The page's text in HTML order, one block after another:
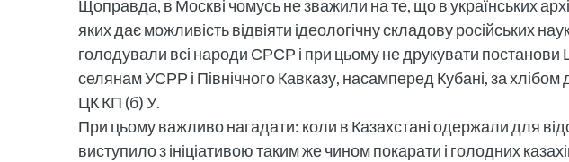
Щоправда, в Москві чомусь не зважили на те, що в українських
яких дає можливість відвіяти ідеологічну складову російських
голодували всі народи СРСР і при цьому не друкувати
селянам УСРР і Північного Кавказу, насамперед Кубані, за хлібом
ЦК КП (б) У.
При цьому важливо нагадати: коли в Казахстані одержали для
виступило з ініціативою таким же чином покарати і голодних